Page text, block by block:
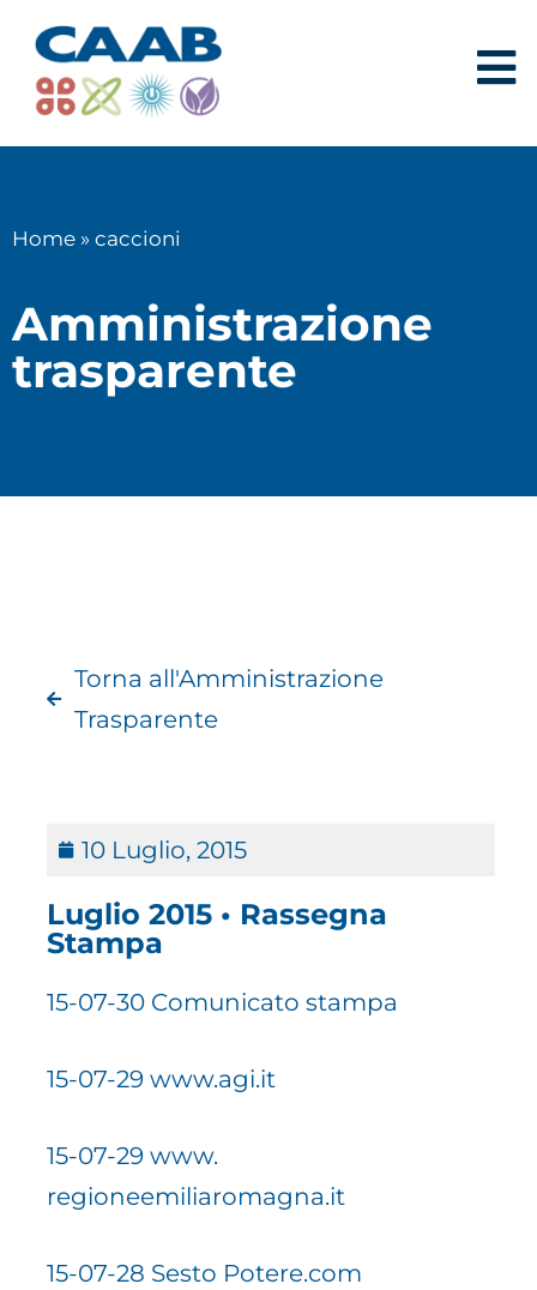
Home » caccioni
Amministrazione
trasparente
Torna all'Amministrazione
Trasparente
10 Luglio, 2015
Luglio 2015 • Rassegna
Stampa
15-07-30 Comunicato stampa
15-07-29 www.agi.it
15-07-29 www.
regioneemiliaromagna.it
15-07-28 Sesto Potere.com